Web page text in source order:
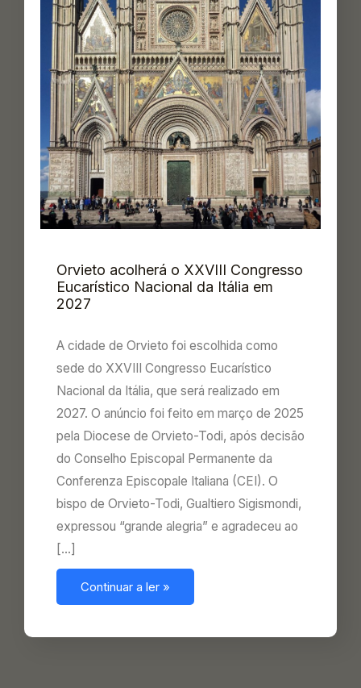
Orvieto acolherá o XXVIII Congresso
Eucarístico Nacional da Itália em
2027
A cidade de Orvieto foi escolhida como
sede do XXVIII Congresso Eucarístico
Nacional da Itália, que será realizado em
2027. O anúncio foi feito em março de 2025
pela Diocese de Orvieto-Todi, após decisão
do Conselho Episcopal Permanente da
Conferenza Episcopale Italiana (CEI). O
bispo de Orvieto-Todi, Gualtiero Sigismondi,
expressou “grande alegria” e agradeceu ao
[…]
Continuar a ler »